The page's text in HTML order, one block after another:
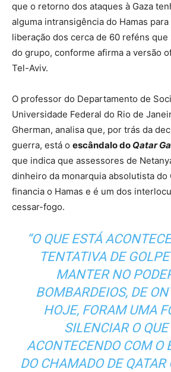
que o retorno dos ataques à Gaza
alguma intransigência do Hamas
liberação dos cerca de 60 reféns que
do grupo, conforme afirma a versão
Tel-Aviv.
O professor do Departamento de
Universidade Federal do Rio de
Gherman, analisa que, por trás da
guerra, está o escândalo do Qatar
que indica que assessores de
dinheiro da monarquia absolutista do
financia o Hamas e é um dos
cessar-fogo.
“O QUE ESTÁ
TENTATIVA DE
MANTER NO
BOMBARDEIOS, DE
HOJE, FORAM UMA
SILENCIAR O
ACONTECENDO COM O
DO CHAMADO DE QATAR